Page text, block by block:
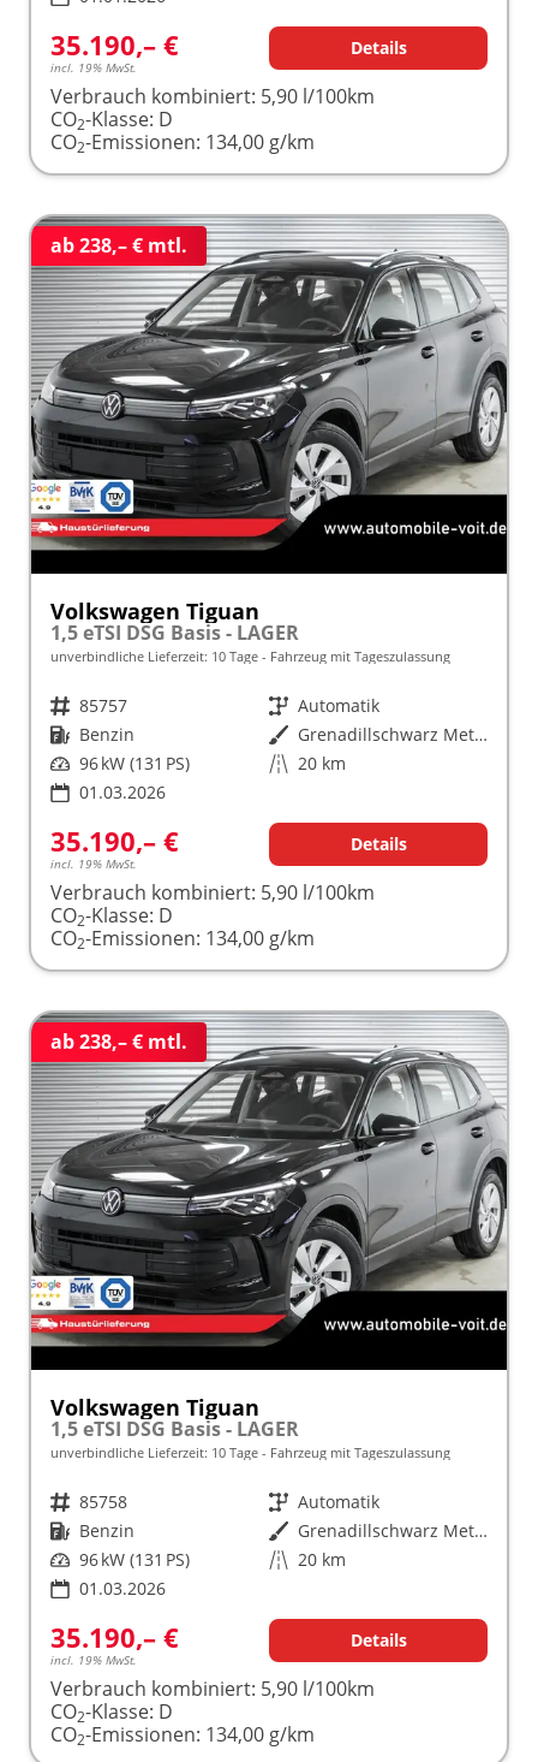
35.190,– €
incl. 19% MwSt.
Details
Verbrauch kombiniert: 5,90 l/100km
CO2-Klasse: D
CO2-Emissionen: 134,00 g/km
ab 238,– € mtl.
Volkswagen Tiguan
1,5 eTSI DSG Basis - LAGER
unverbindliche Lieferzeit: 10 Tage Fahrzeug mit Tageszulassung
Fahrzeugnr. 85757 Getriebe Automatik
Kraftstoff Benzin Außenfarbe
Grenadillschwarz Metallic (0E)
Leistung 96 kW (131 PS) Kilometerstand 20 km
01.03.2026
35.190,– €
incl. 19% MwSt.
Details
Verbrauch kombiniert: 5,90 l/100km
CO2-Klasse: D
CO2-Emissionen: 134,00 g/km
ab 238,– € mtl.
Volkswagen Tiguan
1,5 eTSI DSG Basis - LAGER
unverbindliche Lieferzeit: 10 Tage Fahrzeug mit Tageszulassung
Fahrzeugnr. 85758 Getriebe Automatik
Kraftstoff Benzin Außenfarbe
Grenadillschwarz Metallic (0E)
Leistung 96 kW (131 PS) Kilometerstand 20 km
01.03.2026
35.190,– €
incl. 19% MwSt.
Details
Verbrauch kombiniert: 5,90 l/100km
CO2-Klasse: D
CO2-Emissionen: 134,00 g/km